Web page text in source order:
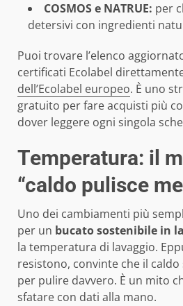
COSMOS e NATRUE: per
detersivi con ingredienti
Puoi trovare l’elenco
certificati Ecolabel
dell’Ecolabel europeo. È uno
gratuito per fare acquisti più
dover leggere ogni singola
Temperatura: il
“caldo pulisce
Uno dei cambiamenti più
per un bucato sostenibile in
la temperatura di lavaggio.
resistono, convinte che il
per pulire davvero. È un mito
sfatare con dati alla mano.